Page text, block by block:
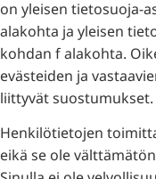
on yleisen tietosuoja-
alakohta ja yleisen
kohdan f alakohta.
evästeiden ja
liittyvät suostumukset.
Henkilötietojen
eikä se ole